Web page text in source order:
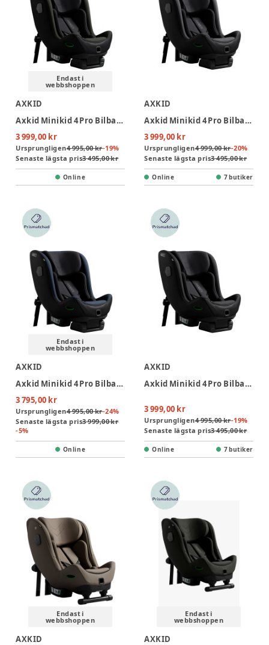
Endast i
webbshoppen
AXKID
Axkid Minikid 4 Pro Bilbarnstol - Forest Moss Green
3 999,00 kr
Ursprungligen4 995,00 kr-19%
Senaste lägsta pris3 495,00 kr
Online
AXKID
Axkid Minikid 4 Pro Bilbarnstol - Arctic Mist Grey
3 999,00 kr
Ursprungligen4 999,00 kr-20%
Senaste lägsta pris3 495,00 kr
Online 7 butiker
Endast i
webbshoppen
AXKID
Axkid Minikid 4 Pro Bilbarnstol - Glacier Lake Blue
3 795,00 kr
Ursprungligen4 995,00 kr-24%
Senaste lägsta pris3 999,00 kr
-5%
Online
AXKID
Axkid Minikid 4 Pro Bilbarnstol - Coastal Storm Black
3 999,00 kr
Ursprungligen4 995,00 kr-19%
Senaste lägsta pris3 495,00 kr
Online 7 butiker
Endast i
webbshoppen
AXKID
Endast i
webbshoppen
AXKID